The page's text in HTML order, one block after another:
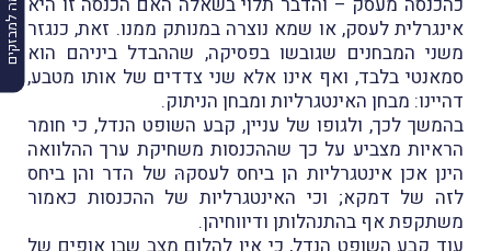
אינגרלית לעסק, או שמא נוצרה במנותק ממנו. זאת, כנגזר
משני המבחנים שגובשו בפסיקה, שההבדל ביניהם הוא
סמאנטי בלבד, ואף אינו אלא שני צדדים של אותו מטבע,
דהיינו: מבחן האינטגרליות ומבחן הניתוק.
בהמשך לכך, ולגופו של עניין, קבע השופט הנדל, כי חומר
הראיות מצביע על כך שההכנסות משחיקת ערך ההלוואה
הינן אכן אינטגרליות הן ביחס לעסקהּ של הדר והן ביחס
לזה של דמקא; וכי האינטגרליות של ההכנסות כאמור
משתקפת אף בהתנהלותן ודיווחיהן.